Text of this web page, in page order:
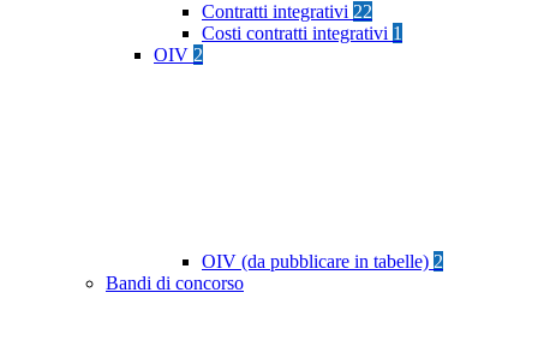
Contratti integrativi 22
Costi contratti integrativi 1
OIV 2
OIV (da pubblicare in tabelle) 2
Bandi di concorso